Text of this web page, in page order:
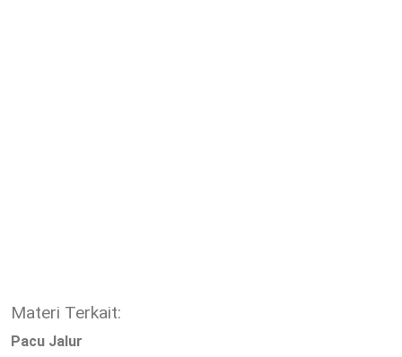
Materi Terkait:
Pacu Jalur